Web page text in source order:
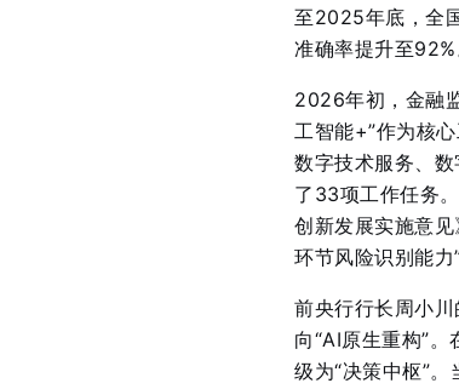
至2025年底，全
准确率提升至92%
2026年初，金融
工智能+”作为核
数字技术服务、
了33项工作任务
创新发展实施意
环节风险识别能力
前央行行长周小
向“AI原生重构”。
级为“决策中枢”